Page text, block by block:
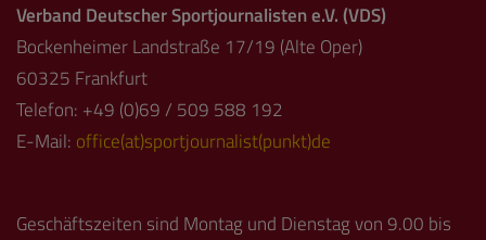
Verband Deutscher Sportjournalisten e.V. (VDS)
Bockenheimer Landstraße 17/19 (Alte Oper)
60325 Frankfurt
Telefon: +49 (0)69 / 509 588 192
E-Mail: office(at)sportjournalist(punkt)de
Geschäftszeiten sind Montag und Dienstag von 9.00 bis